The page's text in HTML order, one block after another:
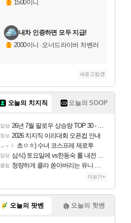
1500이니
내차 인증하면 모두 지급!
2000이니 · 오너드라이버 차벤러
새로고침
오늘의 치지직 오늘의 SOOP
잡담 26년 7월 팔로우 상승량 TOP 30 - 월간 치지직
정보 2026 치지직 이리대회 오픈컵 안내
ㅗㅜㅑ 초ㅇㅎ) 수녀 코스프레 제로투
잡담 삼식) 토요일에 vs한동숙 롤 내전 예정
클립 청량하게 콜라 쏟아버리는 유니 ㅋㅋㅋ
더보기+
오늘의 팟벤 오늘의 핫벤